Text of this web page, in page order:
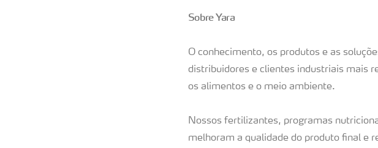
Sobre Yara
O conhecimento, os produtos e as
distribuidores e clientes industriais mais
os alimentos e o meio ambiente.
Nossos fertilizantes, programas
melhoram a qualidade do produto final e